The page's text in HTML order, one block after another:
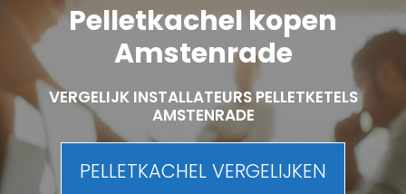
Pelletkachel kopen
Amstenrade
VERGELIJK INSTALLATEURS PELLETKETELS
AMSTENRADE
PELLETKACHEL VERGELIJKEN